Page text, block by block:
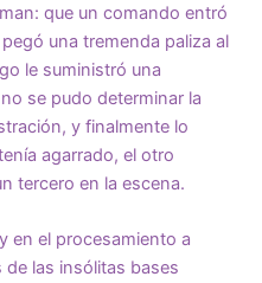
que un comando entró
una tremenda paliza al
le suministró una
se pudo determinar la
y finalmente lo
agarrado, el otro
tercero en la escena.
en el procesamiento a
las insólitas bases